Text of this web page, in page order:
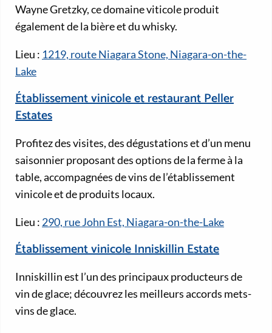
Wayne Gretzky, ce domaine viticole produit
également de la bière et du whisky.
Lieu : 1219, route Niagara Stone, Niagara-on-the-
Lake
Établissement vinicole et restaurant Peller
Estates
Profitez des visites, des dégustations et d’un menu
saisonnier proposant des options de la ferme à la
table, accompagnées de vins de l’établissement
vinicole et de produits locaux.
Lieu : 290, rue John Est, Niagara-on-the-Lake
Établissement vinicole Inniskillin Estate
Inniskillin est l’un des principaux producteurs de
vin de glace; découvrez les meilleurs accords mets-
vins de glace.